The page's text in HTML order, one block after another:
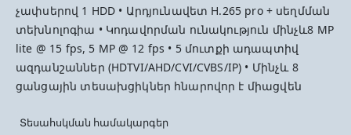
չափսերով 1 HDD • Արդյունավետ H.265 pro + սեղմման
տեխնոլոգիա • Կոդավորման ունակություն մինչև8 MP
lite @ 15 fps, 5 MP @ 12 fps • 5 մուտքի ադապտիվ
ազդանշաններ (HDTVI/AHD/CVI/CVBS/IP) • Մինչև 8
ցանցային տեսախցիկներ հնարովոր է միացվեն
Տեսահսկման համակարգեր